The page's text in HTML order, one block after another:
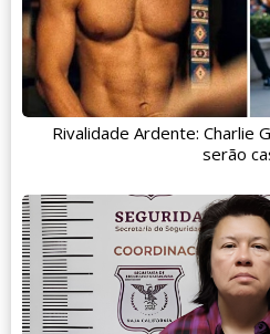
Rivalidade Ardente: Charlie
serão